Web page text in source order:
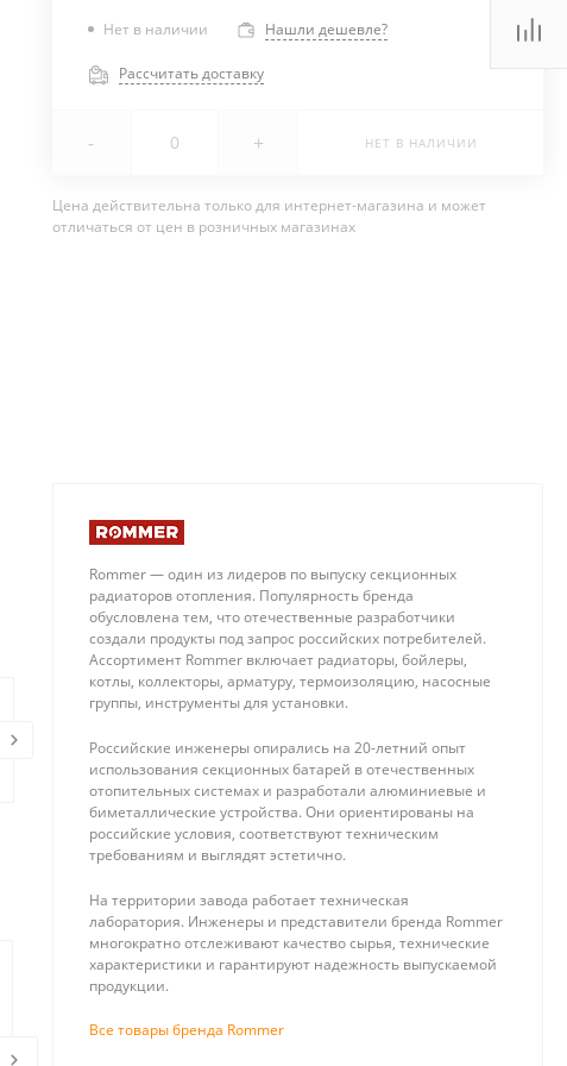
Нет в наличии Нашли дешевле?
Рассчитать доставку
- + НЕТ В НАЛИЧИИ
Цена действительна только для интернет-магазина и может
отличаться от цен в розничных магазинах
Stout Фиксатор
90 для труб
диаметром 14-
18 мм (пластик)
52 ₽
бухте 100м)
труба из
сшитого
полиэтилена
(цвет красный)
155 ₽
Монтаж систем отопления и
Rommer — один из лидеров по выпуску секционных
радиаторов отопления. Популярность бренда
обусловлена тем, что отечественные разработчики
создали продукты под запрос российских потребителей.
Ассортимент Rommer включает радиаторы, бойлеры,
котлы, коллекторы, арматуру, термоизоляцию, насосные
группы, инструменты для установки.
Российские инженеры опирались на 20-летний опыт
использования секционных батарей в отечественных
отопительных системах и разработали алюминиевые и
биметаллические устройства. Они ориентированы на
российские условия, соответствуют техническим
требованиям и выглядят эстетично.
На территории завода работает техническая
лаборатория. Инженеры и представители бренда Rommer
многократно отслеживают качество сырья, технические
характеристики и гарантируют надежность выпускаемой
продукции.
Все товары бренда Rommer